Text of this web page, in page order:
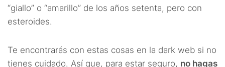
“giallo” o “amarillo” de los años setenta, pero con
esteroides.
Te encontrarás con estas cosas en la dark web si no
tienes cuidado. Así que, para estar seguro, no hagas